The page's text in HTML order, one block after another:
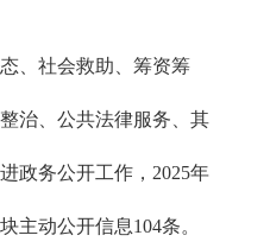
、社会救助、筹资筹
治、公共法律服务、其
政务公开工作，2025年
主动公开信息104条。